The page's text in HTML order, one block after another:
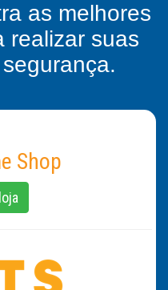
as melhores
realizar suas
Shop